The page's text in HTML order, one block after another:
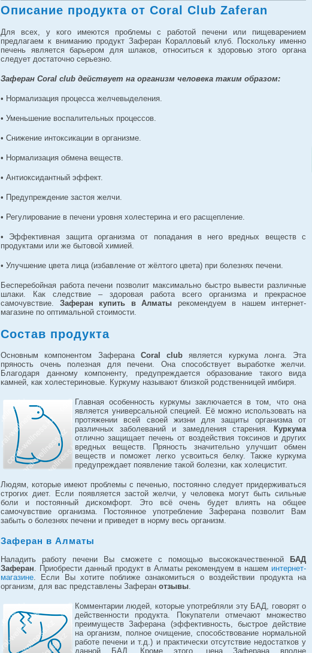
Описание продукта от Coral Club Zaferan
Для всех, у кого имеются проблемы с работой печени или пищеварением
предлагаем к вниманию продукт Заферан Коралловый клуб. Поскольку именно
печень является барьером для шлаков, относиться к здоровью этого органа
следует достаточно серьезно.
Заферан Coral club действует на организм человека таким образом:
• Нормализация процесса желчевыделения.
• Уменьшение воспалительных процессов.
• Снижение интоксикации в организме.
• Нормализация обмена веществ.
• Антиоксидантный эффект.
• Предупреждение застоя желчи.
• Регулирование в печени уровня холестерина и его расщепление.
• Эффективная защита организма от попадания в него вредных веществ с
продуктами или же бытовой химией.
• Улучшение цвета лица (избавление от жёлтого цвета) при болезнях печени.
Бесперебойная работа печени позволит максимально быстро вывести различные
шлаки. Как следствие – здоровая работа всего организма и прекрасное
самочувствие. Заферан купить в Алматы рекомендуем в нашем интернет-
магазине по оптимальной стоимости.
Состав продукта
Основным компонентом Заферана Coral club является куркума лонга. Эта
пряность очень полезная для печени. Она способствует выработке желчи.
Благодаря данному компоненту, предупреждается образование такого вида
камней, как холестериновые. Куркуму называют близкой родственницей имбиря.
Главная особенность куркумы заключается в том, что она
является универсальной специей. Её можно использовать на
протяжении всей своей жизни для защиты организма от
различных заболеваний и замедления старения. Куркума
отлично защищает печень от воздействия токсинов и других
вредных веществ. Пряность значительно улучшит обмен
веществ и поможет легко усвоиться белку. Также куркума
предупреждает появление такой болезни, как холецистит.
Людям, которые имеют проблемы с печенью, постоянно следует придерживаться
строгих диет. Если появляется застой желчи, у человека могут быть сильные
боли и постоянный дискомфорт. Это всё очень будет влиять на общее
самочувствие организма. Постоянное употребление Заферана позволит Вам
забыть о болезнях печени и приведет в норму весь организм.
Заферан в Алматы
Наладить работу печени Вы сможете с помощью высококачественной
БАД
Заферан . Приобрести данный продукт в Алматы рекомендуем в нашем интернет-
магазине . Если Вы хотите поближе ознакомиться о воздействии продукта на
организм, для вас представлены Заферан отзывы
Комментарии людей, которые употребляли эту БАД, говорят о
действенности продукта. Покупатели отмечают множество
преимуществ Заферана (эффективность, быстрое действие
на организм, полное очищение, способствование нормальной
работе печени и т.д.) и практически отсутствие недостатков у
данной БАД. Кроме этого, цена Заферана вполне